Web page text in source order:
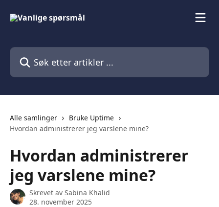
Søk etter artikler ...
Alle samlinger
Bruke Uptime
Hvordan administrerer jeg varslene mine?
Hvordan administrerer
jeg varslene mine?
Skrevet av Sabina Khalid
28. november 2025